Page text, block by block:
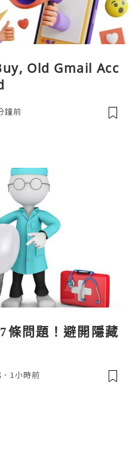
Old Gmail Acc
鐘前
條問題！避開隱藏
1小時前